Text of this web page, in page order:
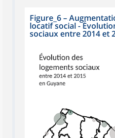
Figure_6–
locatif social -
sociaux entre 2014 et